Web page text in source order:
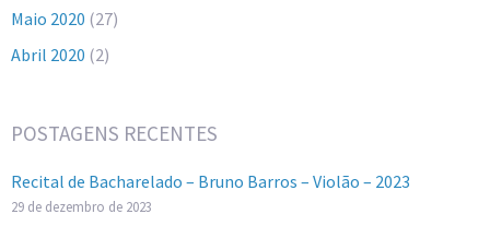
Maio 2020 (27)
Abril 2020 (2)
POSTAGENS RECENTES
Recital de Bacharelado – Bruno Barros – Violão – 2023
29 de dezembro de 2023